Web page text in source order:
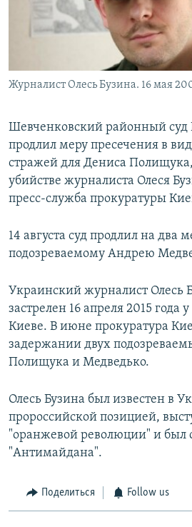
Журналист Олесь Бузина. 16 мая
Шевченковский районный суд
продлил меру пресечения в
стражей для Дениса
убийстве журналиста Олеся
пресс-служба прокуратуры
14 августа суд продлил на два
подозреваемому Андрею
Украинский журналист Олесь
застрелен 16 апреля 2015 года
Киеве. В июне прокуратура
задержании двух
Полищука и Медведько.
Олесь Бузина был известен в
пророссийской позицией,
"оранжевой революции" и был
"Антимайдана".
Поделиться Follow us